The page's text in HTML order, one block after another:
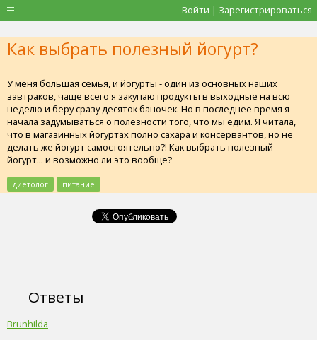
Войти | Зарегистрироваться
Как выбрать полезный йогурт?
У меня большая семья, и йогурты - один из основных наших
завтраков, чаще всего я закупаю продукты в выходные на всю
неделю и беру сразу десяток баночек. Но в последнее время я
начала задумываться о полезности того, что мы едим. Я читала,
что в магазинных йогуртах полно сахара и консервантов, но не
делать же йогурт самостоятельно?! Как выбрать полезный
йогурт... и возможно ли это вообще?
диетолог питание
Ответы
Brunhilda